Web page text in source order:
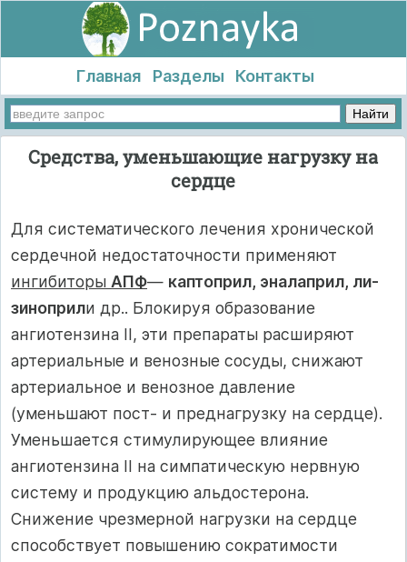
Главная Разделы Контакты
Средства, уменьшающие нагрузку на
сердце
Для систематического лечения хронической
сердечной недоста­точности применяют
ингибиторы АПФ— каптоприл, эналаприл, ли-
зиноприли др.. Блокируя образование
ангиотензина II, эти препараты расширяют
артериальные и венозные сосуды, снижают
артериальное и венозное давление
(уменьшают пост- и преднагрузку на сердце).
Уменьшается стимулирующее влияние
ангиотензина II на симпатическую нервную
систему и продукцию альдостерона.
Снижение чрезмерной нагрузки на сердце
способствует повышению сократимости